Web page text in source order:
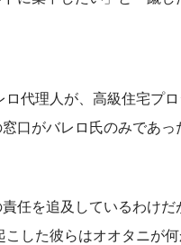
代理人が、高級住宅プ
口がバレロ氏のみであ
任を追及しているわけ
した彼らはオオタニが